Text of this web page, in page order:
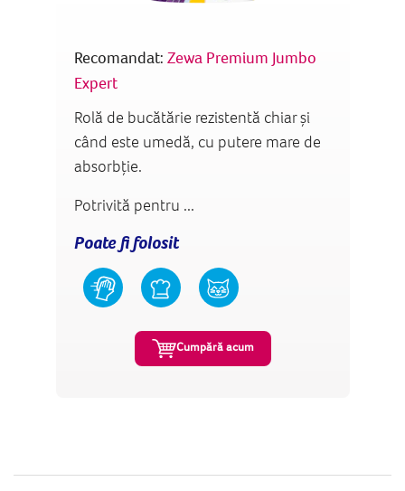
Recomandat: Zewa Premium Jumbo
Expert
Rolă de bucătărie rezistentă chiar și
când este umedă, cu putere mare de
absorbție.
Potrivită pentru ...
Poate fi folosit
Cumpără acum